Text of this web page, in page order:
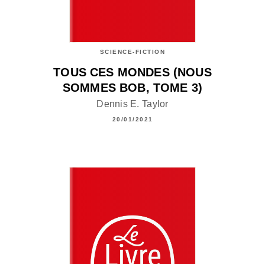
SCIENCE-FICTION
TOUS CES MONDES (NOUS
SOMMES BOB, TOME 3)
Dennis E. Taylor
20/01/2021